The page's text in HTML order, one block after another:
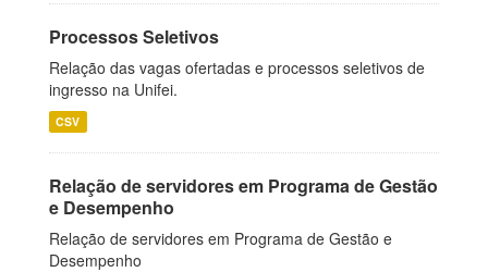
Processos Seletivos
Relação das vagas ofertadas e processos seletivos de
ingresso na Unifei.
CSV
Relação de servidores em Programa de Gestão
e Desempenho
Relação de servidores em Programa de Gestão e
Desempenho